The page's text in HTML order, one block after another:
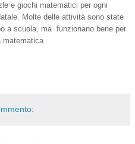
e giochi matematici per ogni
Molte delle attività sono state
a scuola, ma funzionano bene per
matematica.